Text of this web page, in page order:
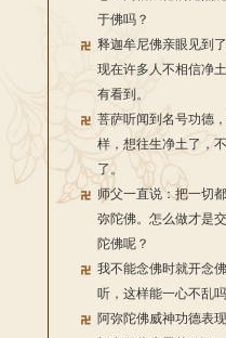
于佛吗？
释迦牟尼佛亲眼见到
现在许多人不相信净
有看到。
菩萨听闻到名号功德
样，想往生净土了，
了。
师父一直说：把一切
弥陀佛。怎么做才是
陀佛呢？
我不能念佛时就开念
听，这样能一心不乱
阿弥陀佛威神功德表